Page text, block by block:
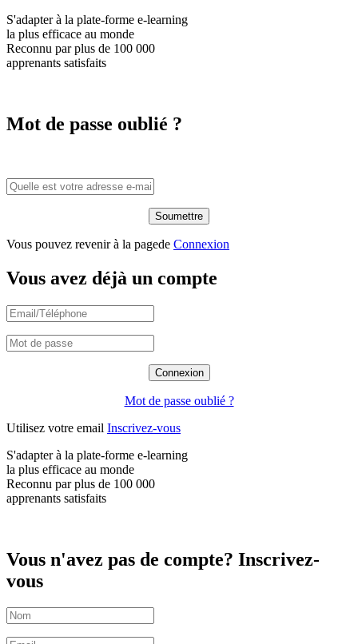
S'adapter à la plate-forme e-learning
la plus efficace au monde
Reconnu par plus de 100 000
apprenants satisfaits
Mot de passe oublié ?
Vous pouvez revenir à la pagede Connexion
Vous avez déjà un compte
Mot de passe oublié ?
Utilisez votre email Inscrivez-vous
S'adapter à la plate-forme e-learning
la plus efficace au monde
Reconnu par plus de 100 000
apprenants satisfaits
Vous n'avez pas de compte? Inscrivez-
vous